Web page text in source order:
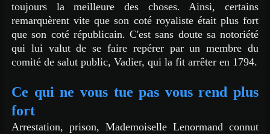
toujours la meilleure des choses. Ainsi, certains
remarquèrent vite que son coté royaliste était plus fort
que son coté républicain. C'est sans doute sa notoriété
qui lui valut de se faire repérer par un membre du
comité de salut public, Vadier, qui la fit arrêter en 1794.
Ce qui ne vous tue pas vous rend plus
fort
Arrestation, prison, Mademoiselle Lenormand connut